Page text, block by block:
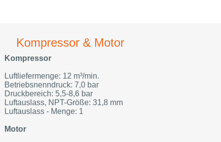
Kompressor & Motor
Kompressor
Luftliefermenge: 12 m³/min.
Betriebsnenndruck: 7,0 bar
Druckbereich: 5,5-8,6 bar
Luftauslass, NPT-Größe: 31,8 mm
Luftauslass - Menge: 1
Motor